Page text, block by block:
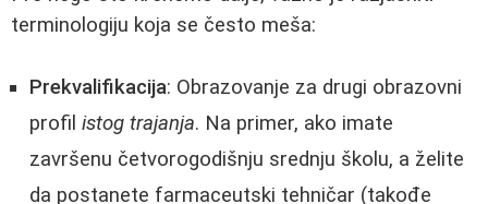
terminologiju koja se često meša:
Prekvalifikacija: Obrazovanje za drugi obrazovni
profil istog trajanja. Na primer, ako imate
završenu četvorogodišnju srednju školu, a želite
da postanete farmaceutski tehničar (takođe